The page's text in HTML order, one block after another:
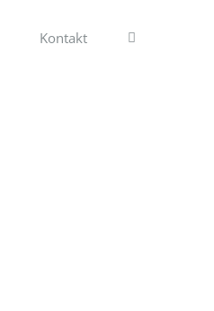
Kontakt